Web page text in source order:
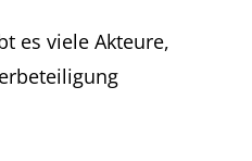
es viele Akteure,